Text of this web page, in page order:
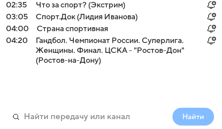
02:35
Что за спорт? (Экстрим)
03:05
Спорт.Док (Лидия Иванова)
04:00
Страна спортивная
04:20
Гандбол. Чемпионат России. Суперлига.
Женщины. Финал. ЦСКА - "Ростов-Дон"
(Ростов-на-Дону)
Найти